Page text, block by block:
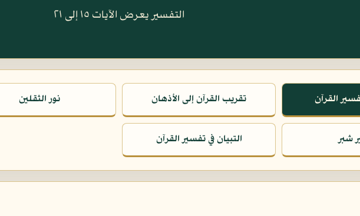
التفسير يعرض الآيات ١٥ إلى ٢١
القرآن تقريب القرآن إلى الأذهان نور الثقلين
شبر التبيان في تفسير القرآن